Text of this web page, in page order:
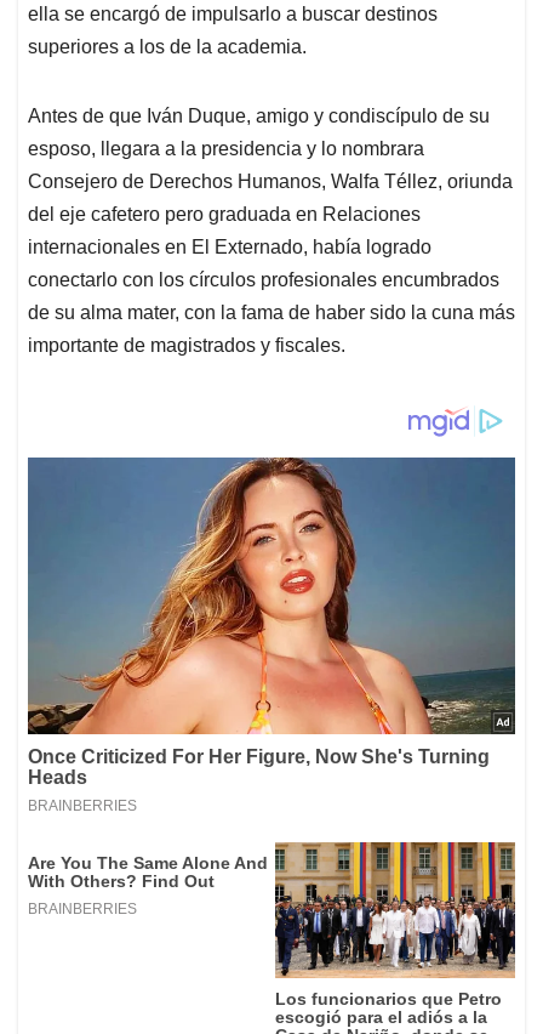
ella se encargó de impulsarlo a buscar destinos
superiores a los de la academia.
Antes de que Iván Duque, amigo y condiscípulo de su
esposo, llegara a la presidencia y lo nombrara
Consejero de Derechos Humanos, Walfa Téllez, oriunda
del eje cafetero pero graduada en Relaciones
internacionales en El Externado, había logrado
conectarlo con los círculos profesionales encumbrados
de su alma mater, con la fama de haber sido la cuna más
importante de magistrados y fiscales.